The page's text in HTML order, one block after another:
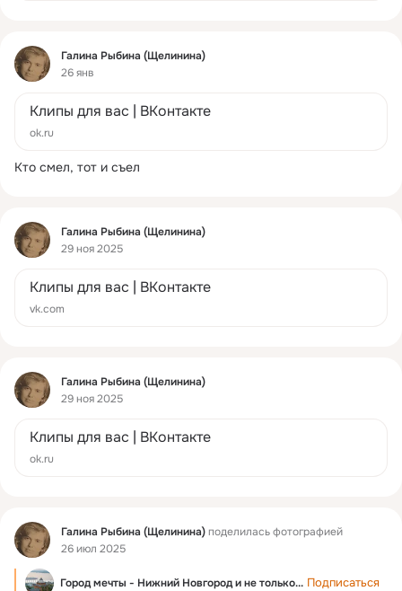
этом видео мы заглянем за кулисы
железного характера великого тренера.
травме, которая навсегда оборвала
узнать, как эта сильная женщина
делитесь своим мнением в комментариях!
Фид
Галина Рыбина (Щелинина)
26 янв
Клипы для вас | ВКонтакте
ok.ru
Кто смел, тот и съел
Фид
Галина Рыбина (Щелинина)
29 ноя 2025
Клипы для вас | ВКонтакте
vk.com
Фид
Галина Рыбина (Щелинина)
29 ноя 2025
Клипы для вас | ВКонтакте
ok.ru
Фид Галина Рыбина (Щелинина)поделилась фотографией
26 июл 2025
Город мечты - Нижний Новгород и не только... Подписаться